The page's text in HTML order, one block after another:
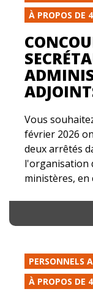
À PROPOS DE
Vous
février 2026
deux arrêtés
l'organisation
ministères,
PERSONNELS
À PROPOS DE